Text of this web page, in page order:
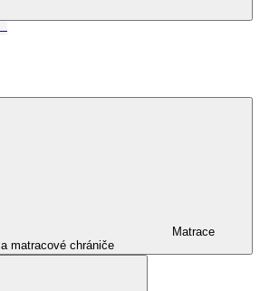
Matrace
a matracové chrániče